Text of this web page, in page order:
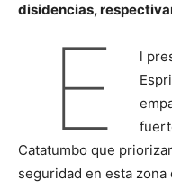
disidencias,
E
l
Catatumbo que
seguridad en esta